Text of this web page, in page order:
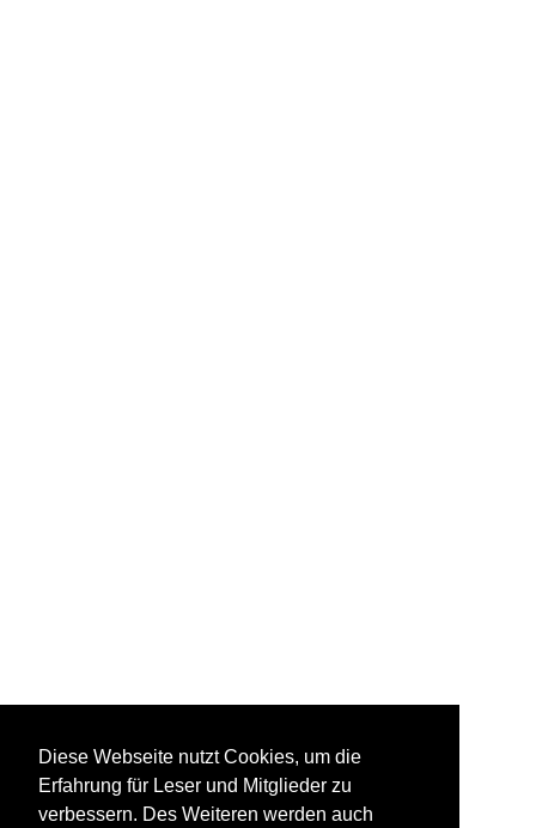
Diese Webseite nutzt Cookies, um die
Erfahrung für Leser und Mitglieder zu
verbessern. Des Weiteren werden auch